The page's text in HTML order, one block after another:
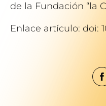
de la Fundación “la
Enlace artículo: doi: